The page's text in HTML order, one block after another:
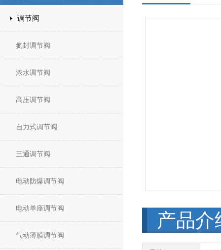
调节阀
氮封调节阀
浓水调节阀
高压调节阀
自力式调节阀
三通调节阀
电动防爆调节阀
电动单座调节阀
气动薄膜调节阀
产品介